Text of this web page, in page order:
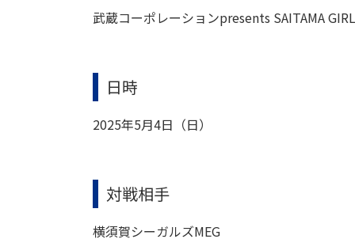
武蔵コーポレーションpresents SAITAMA
日時
2025年5月4日（日）
対戦相手
横須賀シーガルズMEG